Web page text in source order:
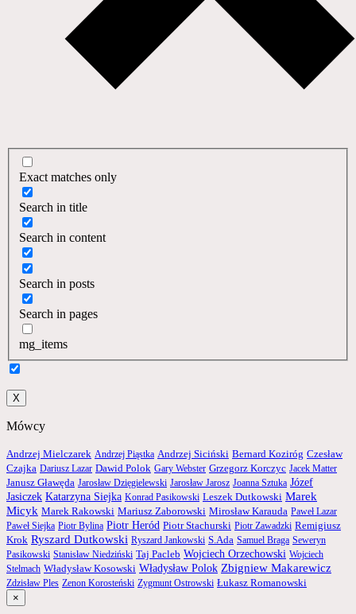
Exact matches only
Search in title
Search in content
Search in posts
Search in pages
mg_items
X
Mówcy
Andrzej Mielczarek Andrzej Piąstka Andrzej Siciński Bernard Koziróg Czesław
Czajka Dariusz Lazar Dawid Polok Gary Webster Grzegorz Korczyc Jacek Matter
Janusz Gławęda Jarosław Dzięgielewski Jarosław Jarosz Joanna Sztuka Józef
Jasiczek Katarzyna Siejka Konrad Pasikowski Leszek Dutkowski Marek
Micyk Marek Rakowski Mariusz Zaborowski Mirosław Karauda Paweł Lazar
Paweł Siejka Piotr Bylina Piotr Heród Piotr Stachurski Piotr Zawadzki Remigiusz
Krok Ryszard Dutkowski Ryszard Jankowski S.Ada Samuel Braga Seweryn
Pasikowski Stanisław Niedziński Taj Pacleb Wojciech Orzechowski Wojciech
Stelmach Władysław Kosowski Władysław Polok Zbigniew Makarewicz
Zdzisław Ples Zenon Korosteński Zygmunt Ostrowski Łukasz Romanowski
×